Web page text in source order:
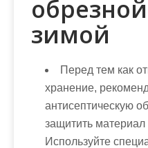
зимой
Перед тем как
хранение,
антисептическую
защитить материал
Используйте